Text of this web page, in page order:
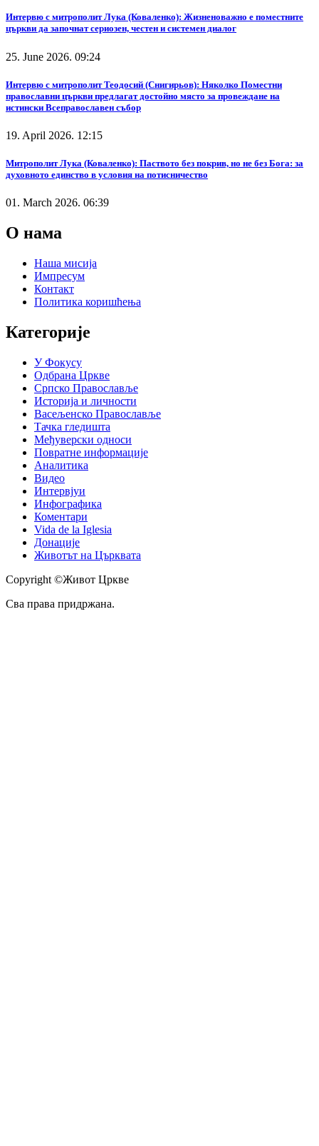
Интервю с митрополит Лука (Коваленко): Жизненоважно е поместните
църкви да започнат сериозен, честен и системен диалог
25. June 2026. 09:24
Интервю с митрополит Теодосий (Снигирьов): Няколко Поместни
православни църкви предлагат достойно място за провеждане на
истински Всеправославен събор
19. April 2026. 12:15
Митрополит Лука (Коваленко): Паството без покрив, но не без Бога: за
духовното единство в условия на потисничество
01. March 2026. 06:39
О нама
Наша мисија
Импресум
Контакт
Политика коришћења
Категорије
У Фокусу
Одбрана Цркве
Српско Православље
Историја и личности
Васељенско Православље
Тачка гледишта
Међуверски односи
Повратне информације
Аналитика
Видео
Интервјуи
Инфографика
Коментари
Vida de la Iglesia
Донације
Животът на Църквата
Copyright ©Живот Цркве
Сва права придржана.